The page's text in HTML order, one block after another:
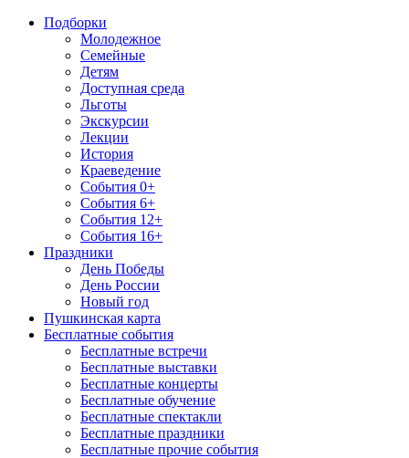
Подборки
Молодежное
Семейные
Детям
Доступная среда
Льготы
Экскурсии
Лекции
История
Краеведение
События 0+
События 6+
События 12+
События 16+
Праздники
День Победы
День России
Новый год
Пушкинская карта
Бесплатные события
Бесплатные встречи
Бесплатные выставки
Бесплатные концерты
Бесплатные обучение
Бесплатные спектакли
Бесплатные праздники
Бесплатные прочие события